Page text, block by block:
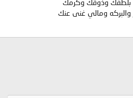
بلطفك وذوقك وكرمك
والبركه ومالي غنى عنك